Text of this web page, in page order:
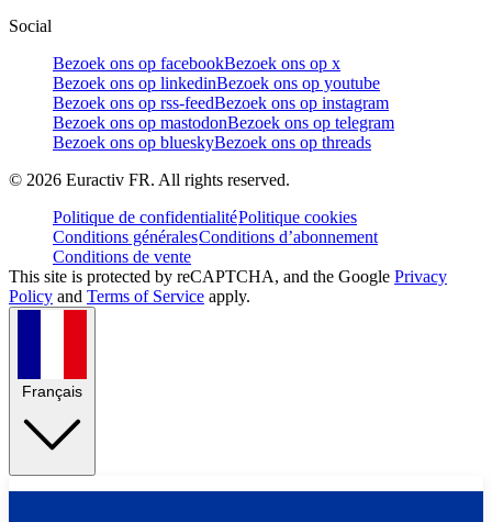
Social
Bezoek ons op facebookBezoek ons op x
Bezoek ons op linkedinBezoek ons op youtube
Bezoek ons op rss-feedBezoek ons op instagram
Bezoek ons op mastodonBezoek ons op telegram
Bezoek ons op blueskyBezoek ons op threads
© 2026 Euractiv FR. All rights reserved.
Politique de confidentialitéPolitique cookies
Conditions généralesConditions d’abonnement
Conditions de vente
This site is protected by reCAPTCHA, and the Google Privacy
Policy and Terms of Service apply.
Français